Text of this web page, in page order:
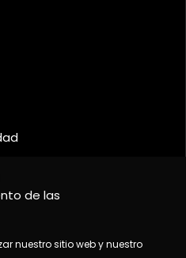
de las
nuestro sitio web y nuestro